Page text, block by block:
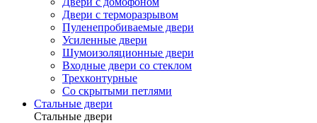
Двери с терморазрывом
Пуленепробиваемые двери
Усиленные двери
Шумоизоляционные двери
Входные двери со стеклом
Трехконтурные
Со скрытыми петлями
Стальные двери
Стальные двери